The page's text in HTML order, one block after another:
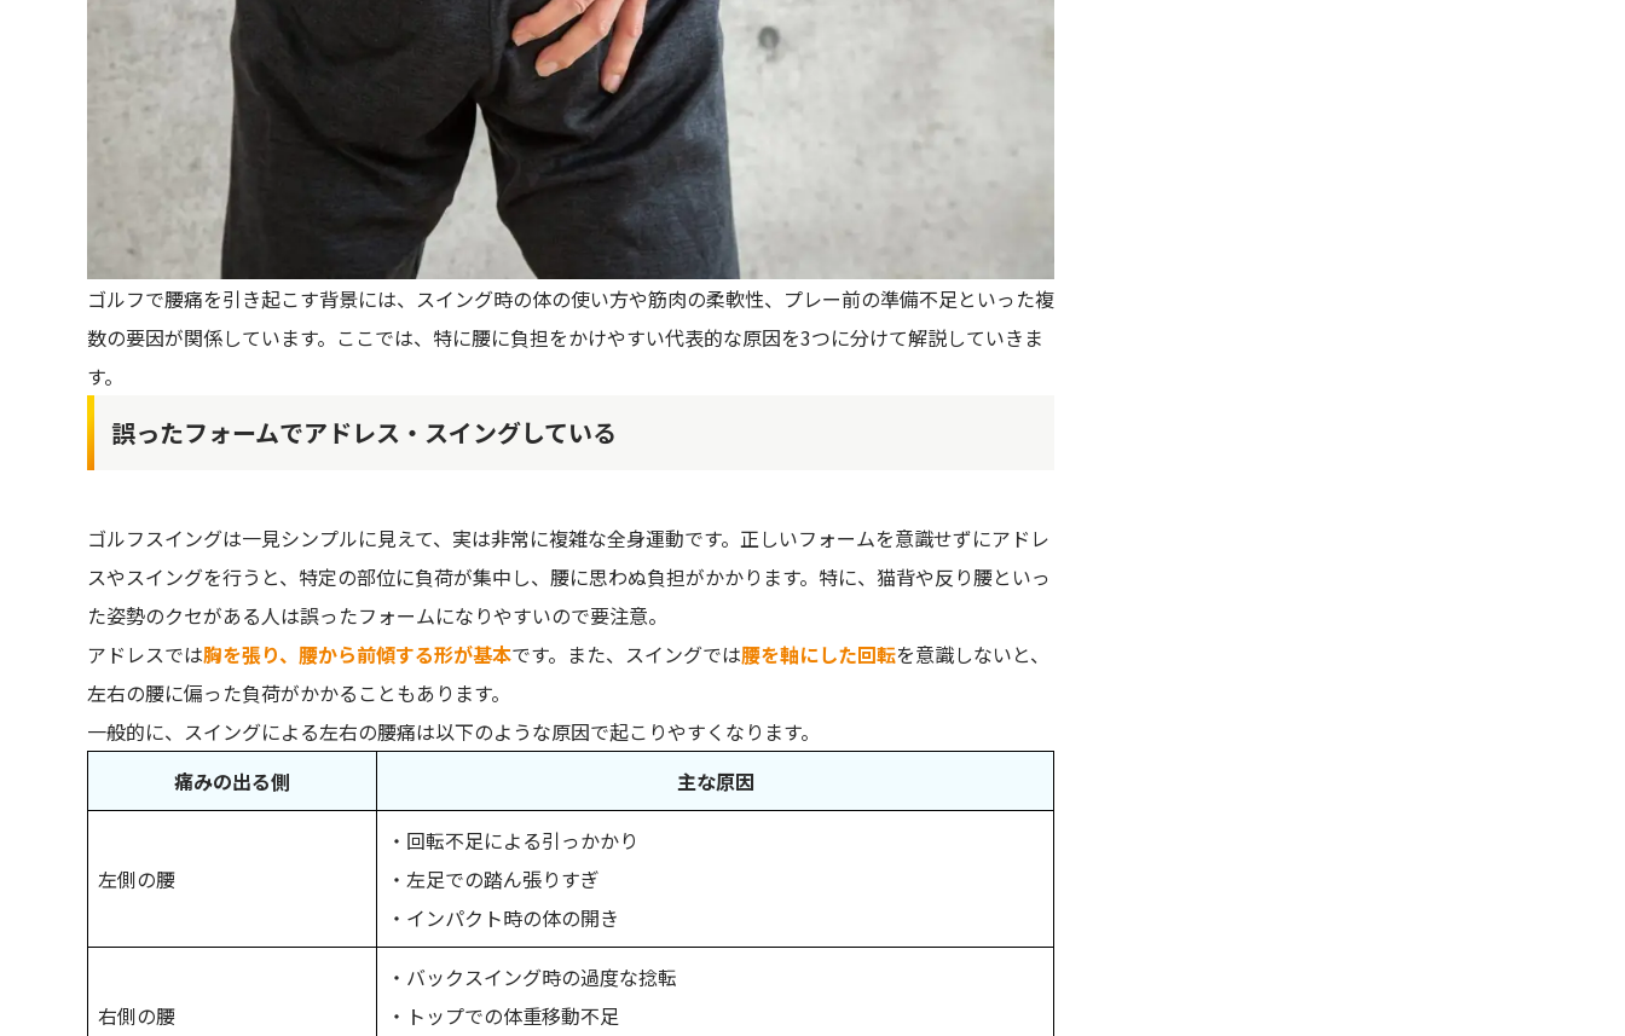
ゴルフで腰痛を引き起こす背景には、スイング時の体の使い方や筋肉の柔軟性、プレー前の準備不足といった複
数の要因が関係しています。ここでは、特に腰に負担をかけやすい代表的な原因を3つに分けて解説していきま
す。
誤ったフォームでアドレス・スイングしている
ゴルフスイングは一見シンプルに見えて、実は非常に複雑な全身運動です。正しいフォームを意識せずにアドレ
スやスイングを行うと、特定の部位に負荷が集中し、腰に思わぬ負担がかかります。特に、猫背や反り腰といっ
た姿勢のクセがある人は誤ったフォームになりやすいので要注意。
アドレスでは胸を張り、腰から前傾する形が基本です。また、スイングでは腰を軸にした回転を意識しないと、
左右の腰に偏った負荷がかかることもあります。
一般的に、スイングによる左右の腰痛は以下のような原因で起こりやすくなります。
痛みの出る側
主な原因
左側の腰
・回転不足による引っかかり
・左足での踏ん張りすぎ
・インパクト時の体の開き
右側の腰
・バックスイング時の過度な捻転
・トップでの体重移動不足